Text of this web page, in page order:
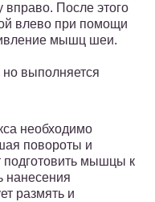
вправо. После этого
влево при помощи
мышц шеи.
выполняется
необходимо
повороты и
подготовить мышцы к
нанесения
размять и